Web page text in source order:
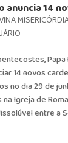
anuncia 14
14 novos
no dia 29 de
Igreja de
entre a